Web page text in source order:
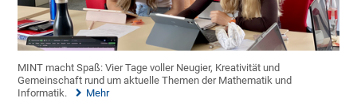
MINT macht Spaß: Vier Tage voller Neugier, Kreativität und
Gemeinschaft rund um aktuelle Themen der Mathematik und
Informatik.
Mehr